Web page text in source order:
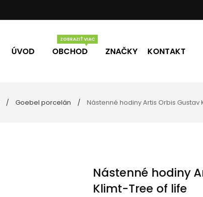
ÚVOD OBCHOD
Vône Darčekové poukážky
ZNAČKY KONTAKT
Goebel porcelán Nástenné hodiny Artis Orbis Gustav
Nástenné hodiny
Klimt-Tree of life